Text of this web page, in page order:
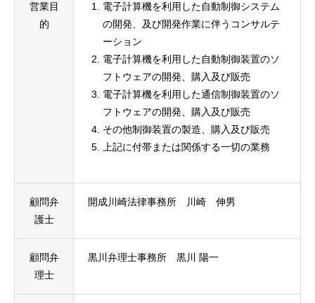
Service
Records
採用情報
インタビュー Interview
お問い合わせ
営業目
的
電子計算機を利用した自動制御システム
の開発、及び開発作業に伴うコンサルテ
ーション
電子計算機を利用した自動制御装置のソ
フトウェアの開発、購入及び販売
電子計算機を利用した通信制御装置のソ
フトウェアの開発、購入及び販売
その他制御装置の製造、購入及び販売
上記に付帯または関係する一切の業務
顧問弁
護士
開成川崎法律事務所 川崎 伸男
顧問弁
理士
黒川弁理士事務所 黒川 陽一